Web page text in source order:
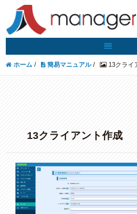
ホーム / 簡易マニュアル/ 13クライ
13クライアント作成